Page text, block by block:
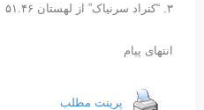
٣. “کنراد سرنیاک” از لهستان ۵١.۴۶
انتهای پیام
پرینت مطلب